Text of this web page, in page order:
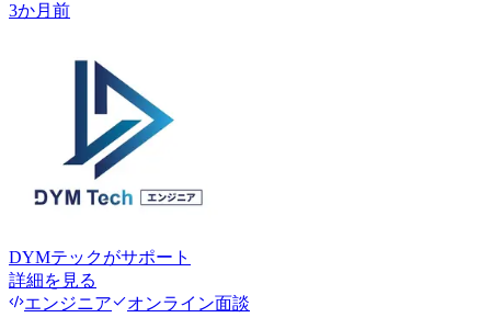
3か月前
DYMテックがサポート
詳細を見る
エンジニア
オンライン面談